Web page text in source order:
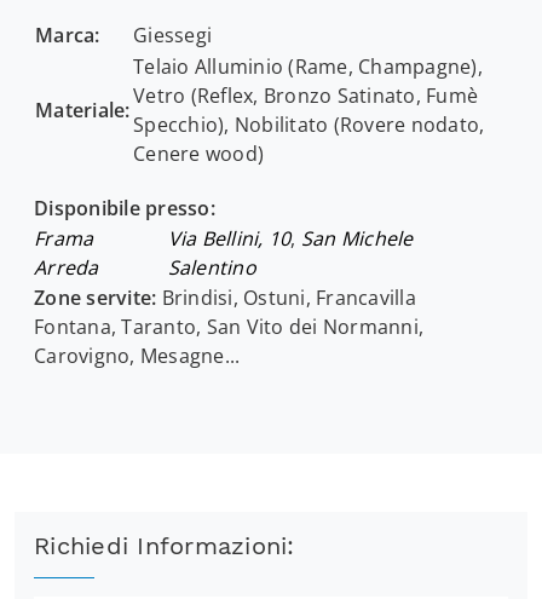
Marca:
Giessegi
Materiale:
Telaio Alluminio (Rame, Champagne),
Vetro (Reflex, Bronzo Satinato, Fumè
Specchio), Nobilitato (Rovere nodato,
Cenere wood)
Disponibile presso:
Frama
Arreda
Via Bellini, 10, San Michele
Salentino
Zone servite: Brindisi, Ostuni, Francavilla
Fontana, Taranto, San Vito dei Normanni,
Carovigno, Mesagne...
Richiedi Informazioni: